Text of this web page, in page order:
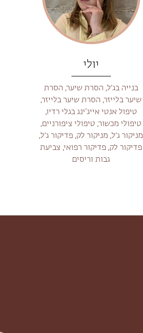
יולי
בנייה בג׳ל, הסרת שיער, הסרת
שיער בלייזר, הסרת שיער בלייזר,
טיפול אנטי אייג'ינג בגלי רדיו,
טיפולי מכשור, טיפולי ציפורניים,
מניקור ג׳ל, מניקור לק, פדיקור ג׳ל,
פדיקור לק, פדיקור רפואי, צביעת
גבות וריסים